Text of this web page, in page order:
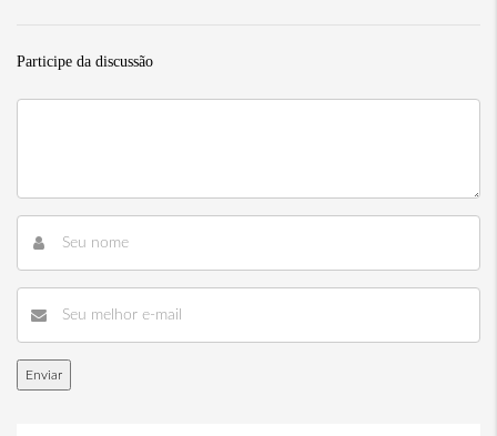
Participe da discussão